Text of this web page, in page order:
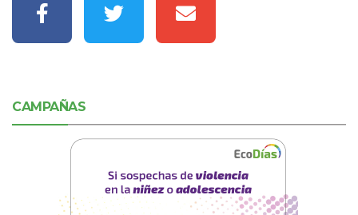
CAMPAÑAS